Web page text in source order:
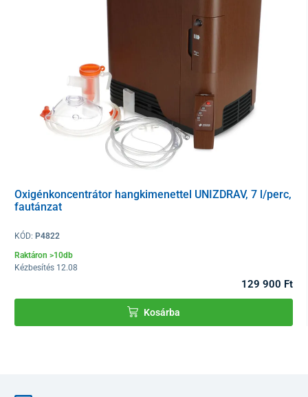
Oxigénkoncentrátor hangkimenettel UNIZDRAV, 7 l/perc,
fautánzat
KÓD: P4822
Raktáron >10db
Kézbesítés 12.08
129 900 Ft
Kosárba